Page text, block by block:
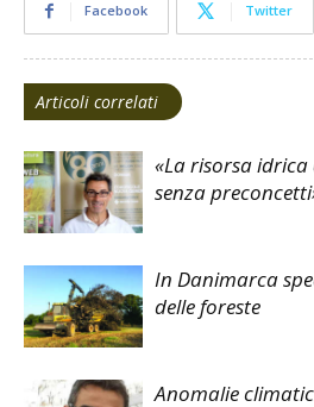
Facebook Twitter
Articoli correlati
«La risorsa idrica
senza
In Danimarca
delle foreste
Anomalie